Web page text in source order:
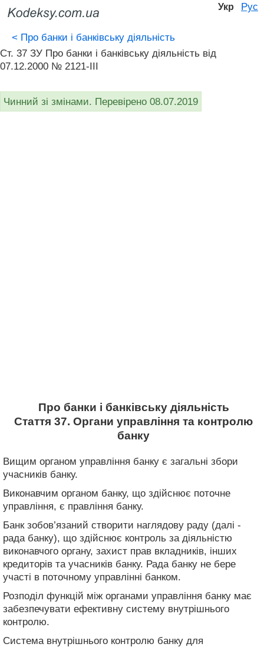
Укр Рус
< Про банки і банківську діяльність
Ст. 37 ЗУ Про банки і банківську діяльність вiд
07.12.2000 № 2121-III
Чинний зі змінами. Перевірено 08.07.2019
Про банки і банківську діяльність
Стаття 37. Органи управління та контролю
банку
Вищим органом управління банку є загальні збори
учасників банку.
Виконавчим органом банку, що здійснює поточне
управління, є правління банку.
Банк зобов’язаний створити наглядову раду (далі -
рада банку), що здійснює контроль за діяльністю
виконавчого органу, захист прав вкладників, інших
кредиторів та учасників банку. Рада банку не бере
участі в поточному управлінні банком.
Розподіл функцій між органами управління банку має
забезпечувати ефективну систему внутрішнього
контролю.
Система внутрішнього контролю банку для